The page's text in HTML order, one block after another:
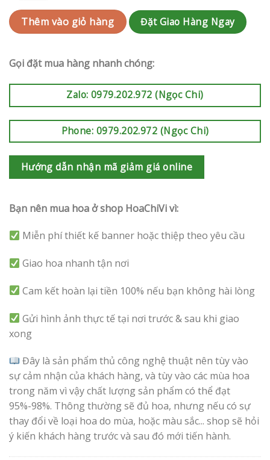
Thêm vào giỏ hàng Đặt Giao Hàng Ngay
Gọi đặt mua hàng nhanh chóng:
Zalo: 0979.202.972 (Ngọc Chi)
Phone: 0979.202.972 (Ngọc Chi)
Hướng dẫn nhận mã giảm giá online
Bạn nên mua hoa ở shop HoaChiVi vì:
Miễn phí thiết kế banner hoặc thiệp theo yêu cầu
Giao hoa nhanh tận nơi
Cam kết hoàn lại tiền 100% nếu bạn không hài lòng
Gửi hình ảnh thực tế tại nơi trước & sau khi giao
xong
Đây là sản phẩm thủ công nghệ thuật nên tùy vào
sự cảm nhận của khách hàng, và tùy vào các mùa hoa
trong năm vì vậy chất lượng sản phẩm có thể đạt
95%-98%. Thông thường sẽ đủ hoa, nhưng nếu có sự
thay đổi về loại hoa do mùa, hoặc màu sắc... shop sẽ hỏi
ý kiến khách hàng trước và sau đó mới tiến hành.